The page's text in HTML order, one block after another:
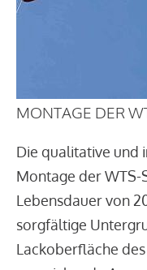
MONTAGE DER
Die qualitative und
Montage der
Lebensdauer von
sorgfältige
Lackoberfläche